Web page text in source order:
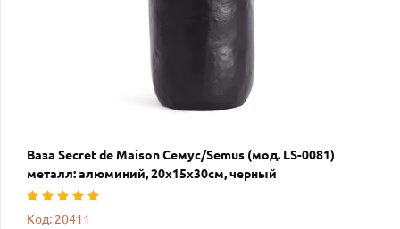
Ваза Secret de Maison Семус/Semus (мод. LS-0081)
металл: алюминий, 20х15х30см, черный
Код: 20411